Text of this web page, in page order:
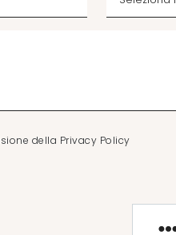
della Privacy Policy